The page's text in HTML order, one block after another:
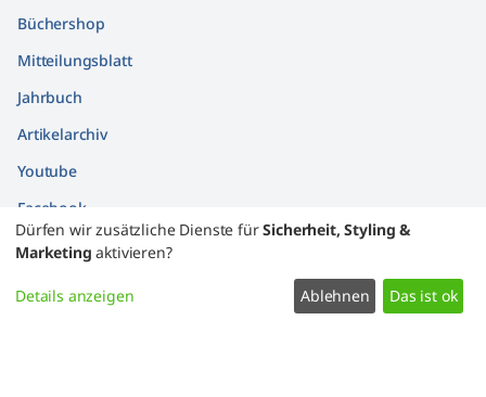
Büchershop
Mitteilungsblatt
Jahrbuch
Artikelarchiv
Youtube
Facebook
Findbücher
Widerrufsformular
Dürfen wir zusätzliche Dienste fürSicherheit, Styling &
Marketing aktivieren?
Details anzeigen Ablehnen Das ist ok